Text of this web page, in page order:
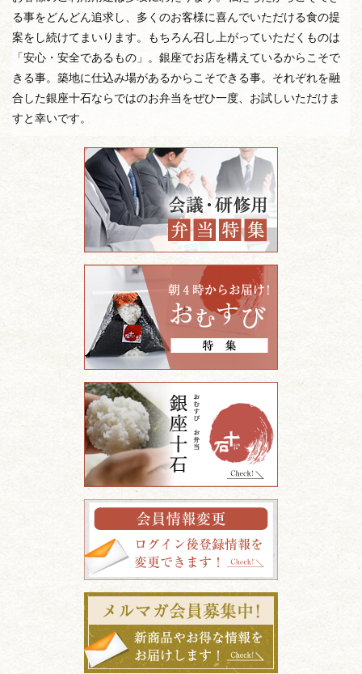
る事をどんどん追求し、多くのお客様に喜んでいただける食の提
案をし続けてまいります。もちろん召し上がっていただくものは
「安心・安全であるもの」。銀座でお店を構えているからこそで
きる事。築地に仕込み場があるからこそできる事。それぞれを融
合した銀座十石ならではのお弁当をぜひ一度、お試しいただけま
すと幸いです。